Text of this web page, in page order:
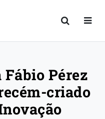
Pérez
criado